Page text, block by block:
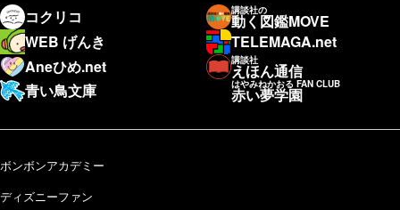
コクリコ
講談社の
動く図鑑MOVE
WEB げんき
TELEMAGA.net
Aneひめ.net
講談社
えほん通信
青い鳥文庫
はやみねかおる FAN CLUB
赤い夢学園
ボンボンアカデミー
ディズニーファン